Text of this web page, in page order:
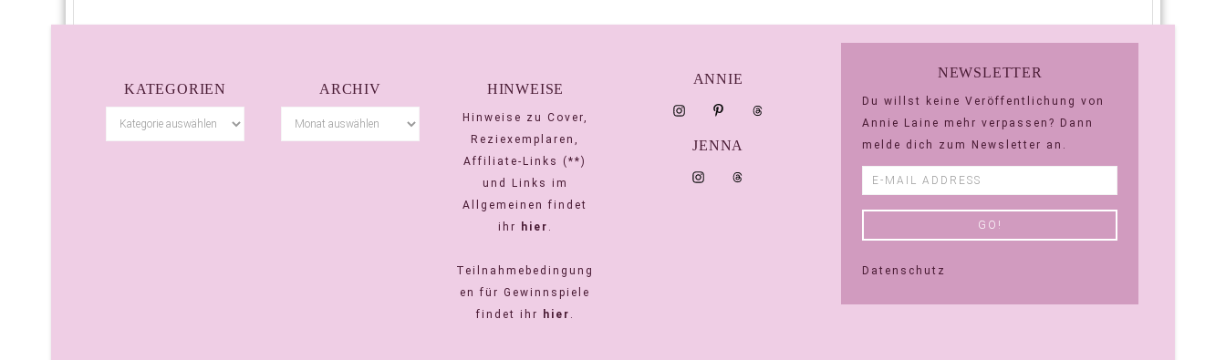
KATEGORIEN ARCHIV HINWEISE
Hinweise zu Cover,
Reziexemplaren,
Affiliate-Links (**)
und Links im
Allgemeinen findet
ihr
hier .
Teilnahmebedingung
en für Gewinnspiele
findet ihr
hier .
ANNIE
JENNA
NEWSLETTER
Du willst keine Veröffentlichung von
Annie Laine mehr verpassen? Dann
melde dich zum Newsletter an.
Datenschutz